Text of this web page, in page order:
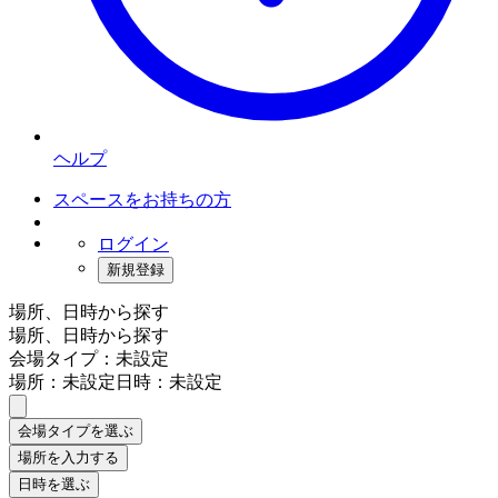
ヘルプ
スペースをお持ちの方
ログイン
新規登録
場所、日時から探す
場所、日時から探す
会場タイプ：未設定
場所：未設定日時：未設定
会場タイプを選ぶ
場所を入力する
日時を選ぶ